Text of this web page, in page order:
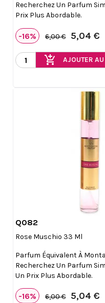
Recherchez Un Parfum
Prix Plus Abordable.
-16% 6,00 € 5,04 €
add_shopping_cart AJOUTER
Q082
Rose Muschio 33 Ml
Parfum Équivalent À
Recherchez Un Parfum
Un Prix Plus Abordable.
-16% 6,00 € 5,04 €